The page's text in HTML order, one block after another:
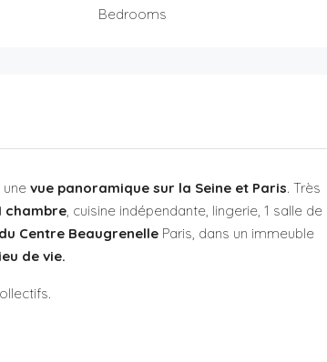
Bedrooms
unevue panoramique sur la Seine et Paris. Très
chambre , cuisine indépendante, lingerie, 1 salle de
Centre BeaugrenelleParis, dans un immeuble
de vie.